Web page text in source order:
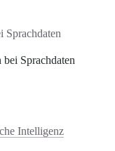
Sprachdaten
Sprachdaten
Intelligenz